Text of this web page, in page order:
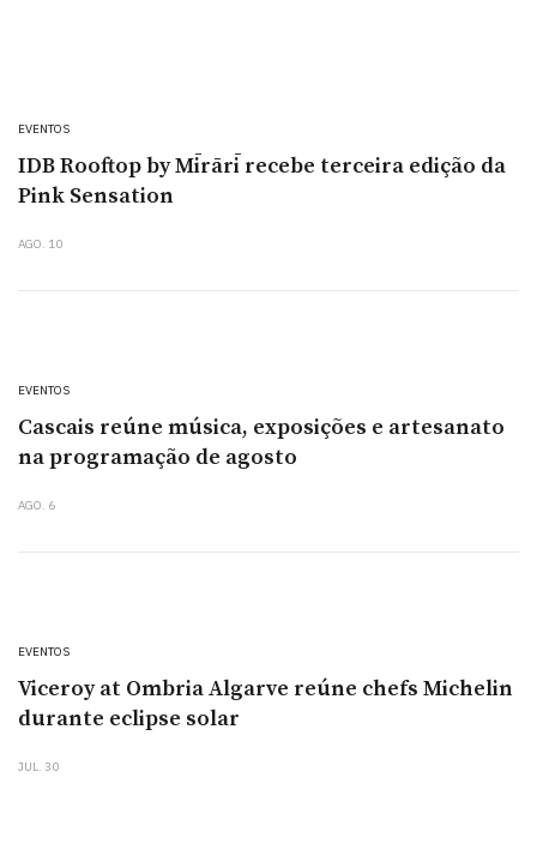
EVENTOS
IDB Rooftop by Mīrārī recebe terceira edição da
Pink Sensation
AGO. 10
EVENTOS
Cascais reúne música, exposições e artesanato
na programação de agosto
AGO. 6
EVENTOS
Viceroy at Ombria Algarve reúne chefs Michelin
durante eclipse solar
JUL. 30